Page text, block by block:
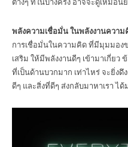
พลังความเชื่อมั่น ในพลังงานควา
การเชื่อมั่นในความคิด ที่มีมุมมอง
เสริม ให้มีพลังงานดีๆ เข้ามาเกี่ยว
ที่เป็นด้านบวกมาก เท่าไหร่ จะยิ่ง
ดีๆ และสิ่งที่ดีๆ ส่งกลับมาหาเรา ไ